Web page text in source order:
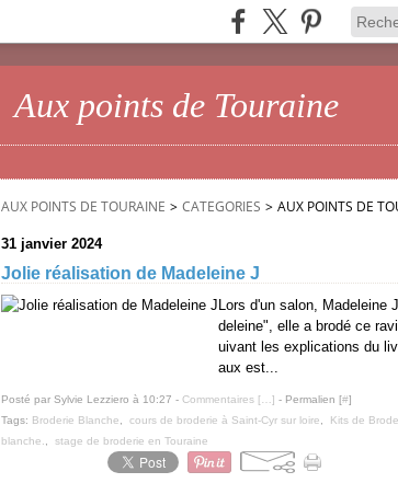
Aux points de Touraine
AUX POINTS DE TOURAINE > CATEGORIES > AUX POINTS DE
31 janvier 2024
Jolie réalisation de Madeleine J
Lors d'un salon, Madeleine
deleine", elle a brodé ce
uivant les explications du
aux est...
Posté par Sylvie Lezziero à 10:27 - Commentaires [ ] - Permalien [#]
Tags: Broderie Blanche cours de broderie à Saint-Cyr sur loire Kits de
blanche.
stage de broderie en Touraine